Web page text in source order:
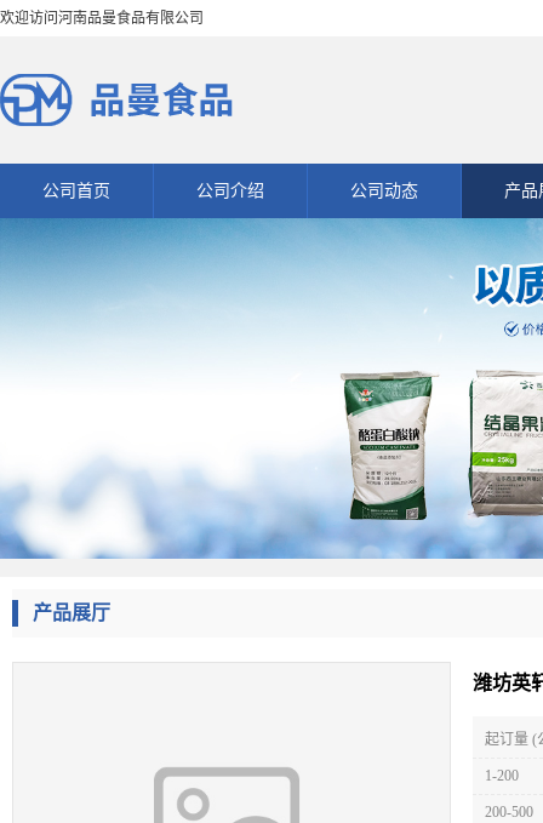
欢迎访问河南品曼食品有限公司
公司首页 公司介绍 公司动态 产品
产品展厅
潍坊英
起订量 (
1-200
200-500